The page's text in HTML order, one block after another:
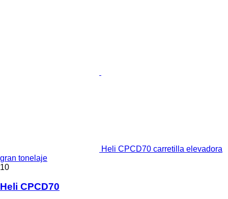
Heli CPCD70 carretilla elevadora
gran tonelaje
10
Heli CPCD70